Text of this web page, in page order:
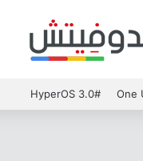
#HyperOS 3.0